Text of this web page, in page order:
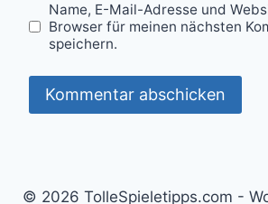
Name, E-Mail-Adresse und
Browser für meinen nächsten
speichern.
© 2026 TolleSpieletipps.com -